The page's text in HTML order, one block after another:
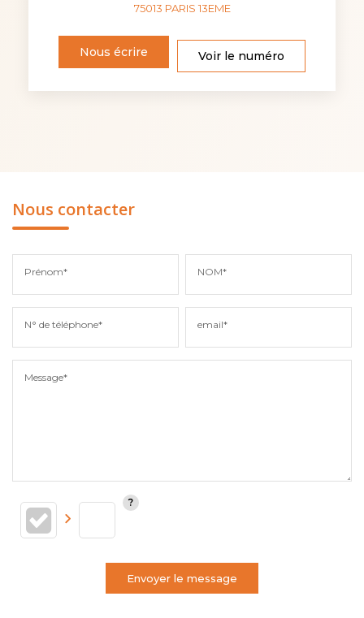
75013 PARIS 13EME
Nous écrire Voir le numéro
Nous contacter
Prénom* NOM*
N° de téléphone* email*
Message*
Envoyer le message